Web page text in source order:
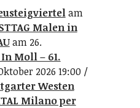
am
Malen in
am 26.
In Moll – 61.
2026 19:00
Westen
Milano per